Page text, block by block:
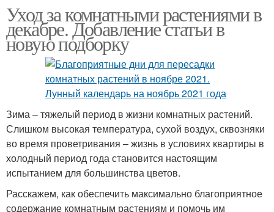
Время для пересадки
Уход за комнатными растениями в
декабре. Добавление статьи в
новую подборку
Зима – тяжелый период в жизни комнатных растений.
Слишком высокая температура, сухой воздух, сквозняки
во время проветривания – жизнь в условиях квартиры в
холодный период года становится настоящим
испытанием для большинства цветов.
Расскажем, как обеспечить максимально благоприятное
содержание комнатным растениям и помочь им